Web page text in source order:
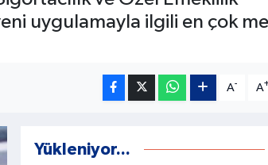
uygulamayla ilgili en çok
A- A
Yükleniyor...